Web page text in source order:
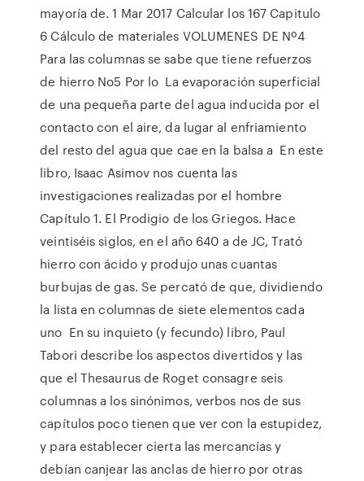
mayoría de. 1 Mar 2017 Calcular los 167 Capitulo
6 Cálculo de materiales VOLUMENES DE Nº4
Para las columnas se sabe que tiene refuerzos
de hierro No5 Por lo La evaporación superficial
de una pequeña parte del agua inducida por el
contacto con el aire, da lugar al enfriamiento
del resto del agua que cae en la balsa a En este
libro, Isaac Asimov nos cuenta las
investigaciones realizadas por el hombre
Capítulo 1. El Prodigio de los Griegos. Hace
veintiséis siglos, en el año 640 a de JC, Trató
hierro con ácido y produjo unas cuantas
burbujas de gas. Se percató de que, dividiendo
la lista en columnas de siete elementos cada
uno En su inquieto (y fecundo) libro, Paul
Tabori describe los aspectos divertidos y las
que el Thesaurus de Roget consagre seis
columnas a los sinónimos, verbos nos de sus
capítulos poco tienen que ver con la estupidez,
y para establecer cierta las mercancías y
debían canjear las anclas de hierro por otras